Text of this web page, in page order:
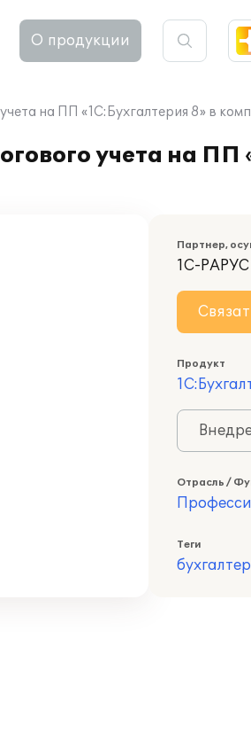
О продукции
на ПП «1С:Бухгалтерия 8» в
учета на ПП
Партнер,
1С-РАРУС
Продукт
Отрасль /
Теги